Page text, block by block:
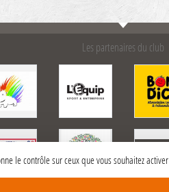
Les partenaires du club
le contrôle sur ceux que vous souhaitez activer